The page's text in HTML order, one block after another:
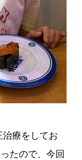
治療をしてお
たので、今回